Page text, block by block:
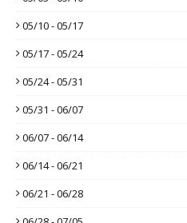
05/10 - 05/17
05/17 - 05/24
05/24 - 05/31
05/31 - 06/07
06/07 - 06/14
06/14 - 06/21
06/21 - 06/28